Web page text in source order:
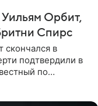
Орбит,
Спирс
скончался в
подтвердили в
по